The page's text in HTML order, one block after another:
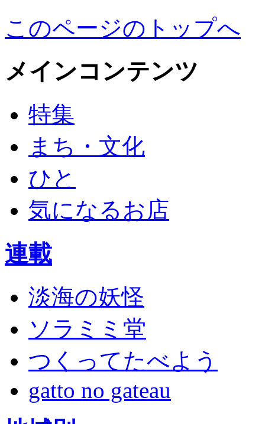
このページのトップへ
メインコンテンツ
特集
まち・文化
ひと
気になるお店
連載
淡海の妖怪
ソラミミ堂
つくってたべよう
gatto no gateau